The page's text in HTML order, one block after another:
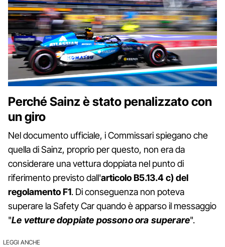
Perché Sainz è stato penalizzato con
un giro
Nel documento ufficiale, i Commissari spiegano che
quella di Sainz, proprio per questo, non era da
considerare una vettura doppiata nel punto di
riferimento previsto dall'articolo B5.13.4 c) del
regolamento F1. Di conseguenza non poteva
superare la Safety Car quando è apparso il messaggio
"Le vetture doppiate possono ora superare".
LEGGI ANCHE